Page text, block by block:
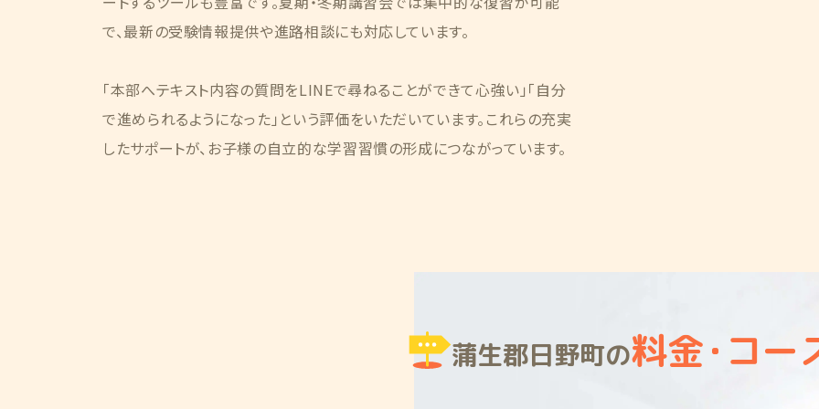
で、最新の受験情報提供や進路相談にも対応しています。
「本部へテキスト内容の質問をLINEで尋ねることができて心強い」「自分
で進められるようになった」という評価をいただいています。これらの充実
したサポートが、お子様の自立的な学習習慣の形成につながっています。
蒲生郡日野町の料金・コー